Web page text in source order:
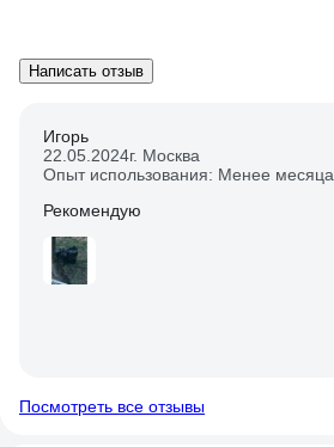
Написать отзыв
Игорь
22.05.2024г. Москва
Опыт использования: Менее месяца
Рекомендую
Посмотреть все отзывы